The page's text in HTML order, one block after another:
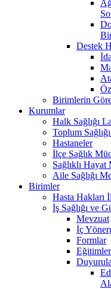
Destek
Birimlerin
Kurumlar
Halk Sağlığı
Toplum
Hastaneler
İlçe Sağlık
Sağlıklı Hayat
Aile Sağlığı
Birimler
Hasta Hakları
İş Sağlığı ve
Mevzuat
İç
Formlar
Eğitimler